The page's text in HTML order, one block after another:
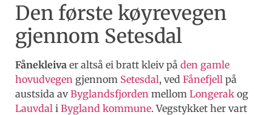
Den første køyrevegen
gjennom Setesdal
Fånekleiva er altså ei bratt kleiv på den gamle
hovudvegen gjennom Setesdal, ved Fånefjell på
austsida avByglandsfjorden mellom Longerak og
Lauvdal i Bygland kommune. Vegstykket her vart